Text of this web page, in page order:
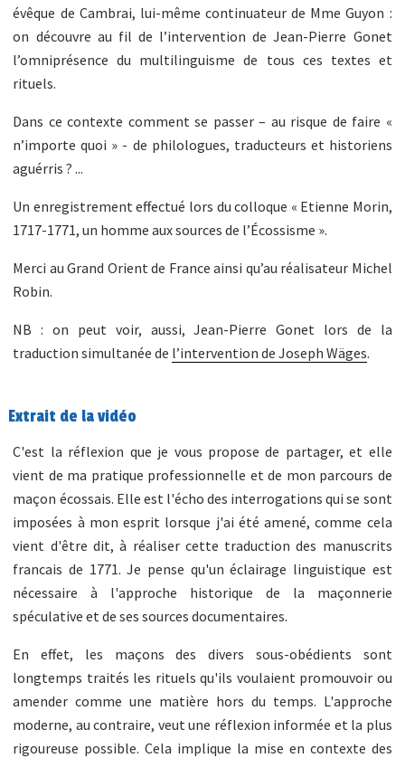
évêque de Cambrai, lui-même continuateur de Mme Guyon :
on découvre au fil de l’intervention de Jean-Pierre Gonet
l’omniprésence du multilinguisme de tous ces textes et
rituels.
Dans ce contexte comment se passer – au risque de faire «
n’importe quoi » - de philologues, traducteurs et historiens
aguérris ? ...
Un enregistrement effectué lors du colloque « Etienne Morin,
1717-1771, un homme aux sources de l’Écossisme ».
Merci au Grand Orient de France ainsi qu’au réalisateur Michel
Robin.
NB : on peut voir, aussi, Jean-Pierre Gonet lors de la
traduction simultanée de l’intervention de Joseph Wäges.
Extrait de la vidéo
C'est la réflexion que je vous propose de partager, et elle
vient de ma pratique professionnelle et de mon parcours de
maçon écossais. Elle est l'écho des interrogations qui se sont
imposées à mon esprit lorsque j'ai été amené, comme cela
vient d'être dit, à réaliser cette traduction des manuscrits
francais de 1771. Je pense qu'un éclairage linguistique est
nécessaire à l'approche historique de la maçonnerie
spéculative et de ses sources documentaires.
En effet, les maçons des divers sous-obédients sont
longtemps traités les rituels qu'ils voulaient promouvoir ou
amender comme une matière hors du temps. L'approche
moderne, au contraire, veut une réflexion informée et la plus
rigoureuse possible. Cela implique la mise en contexte des